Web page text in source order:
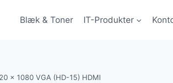
Blæk & Toner IT-Produkter
x 1080 VGA (HD-15) HDMI